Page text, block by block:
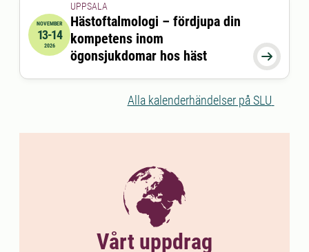
2026-11-13 08:45:00till2026-11-14 16:30:00
NOVEMBER
13-14
2026

UPPSALA
Hästoftalmologi – fördjupa din
kompetens inom
ögonsjukdomar hos häst
Alla kalenderhändelser på SLU
Vårt uppdrag